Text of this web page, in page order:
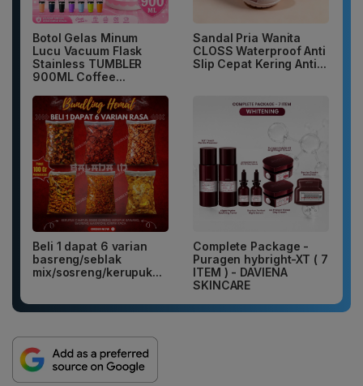
Botol Gelas Minum
Lucu Vacuum Flask
Stainless TUMBLER
900ML Coffee...
Sandal Pria Wanita
CLOSS Waterproof Anti
Slip Cepat Kering Anti...
Beli 1 dapat 6 varian
basreng/seblak
mix/sosreng/kerupuk...
Complete Package -
Puragen hybright-XT ( 7
ITEM ) - DAVIENA
SKINCARE